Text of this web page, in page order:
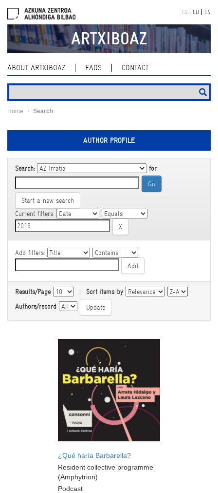
navigation
ES EU EN
ARTXIBOAZ
ABOUT ARTXIBOAZ FAQS CONTACT
Home Search
AUTHOR PROFILE
Search: for
Start a new search
Current filters:
Add filters:
Results/Page | Sort items by
Authors/record
¿Qué haría Barbarella?
Resident collective programme
(Amphytrion)
Podcast